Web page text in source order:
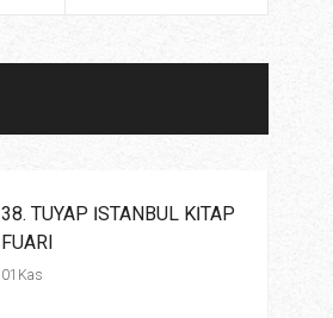
38. TÜYAP İSTANBUL KİTAP
FUARI
01Kas